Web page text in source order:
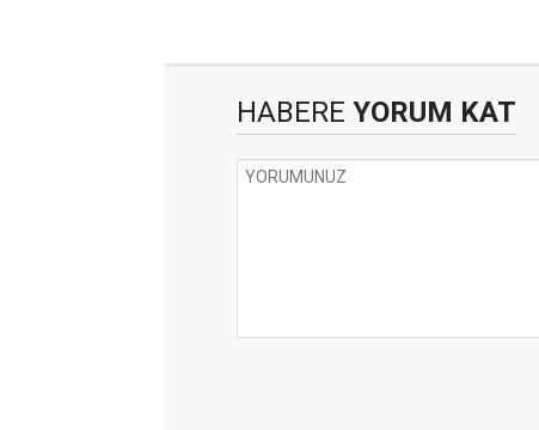
HABERE YORUM KAT